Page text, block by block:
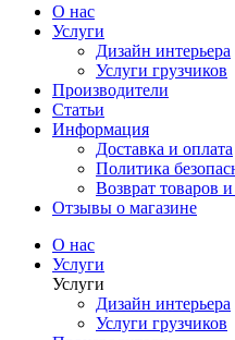
О нас
Услуги
Дизайн интерьера
Услуги грузчиков
Производители
Статьи
Информация
Доставка и оплата
Политика
Возврат товаров
Отзывы о магазине
О нас
Услуги
Услуги
Дизайн интерьера
Услуги грузчиков